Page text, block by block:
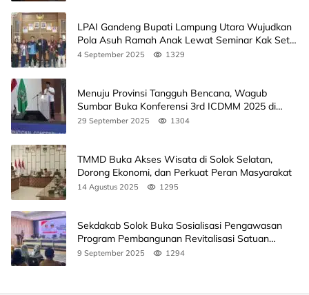
LPAI Gandeng Bupati Lampung Utara Wujudkan
Pola Asuh Ramah Anak Lewat Seminar Kak Seto,
Ini Jadwalnya
4 September 2025 1329
Menuju Provinsi Tangguh Bencana, Wagub
Sumbar Buka Konferensi 3rd ICDMM 2025 di
Unand
29 September 2025 1304
TMMD Buka Akses Wisata di Solok Selatan,
Dorong Ekonomi, dan Perkuat Peran Masyarakat
14 Agustus 2025 1295
Sekdakab Solok Buka Sosialisasi Pengawasan
Program Pembangunan Revitalisasi Satuan
Pendidikan
9 September 2025 1294